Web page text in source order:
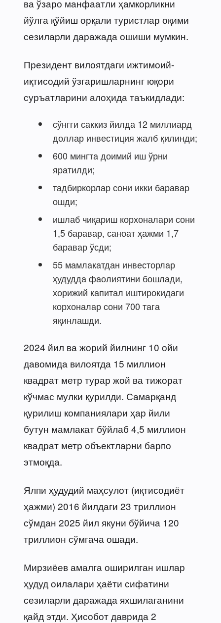
ва ўзаро манфаатли ҳамкорликни
йўлга қўйиш орқали туристлар оқими
сезиларли даражада ошиши мумкин.
Президент вилоятдаги ижтимоий-
иқтисодий ўзгаришларнинг юқори
суръатларини алоҳида таъкидлади:
сўнгги саккиз йилда 12 миллиард
доллар инвестиция жалб қилинди;
600 мингта доимий иш ўрни
яратилди;
тадбиркорлар сони икки баравар
ошди;
ишлаб чиқариш корхоналари сони
1,5 баравар, саноат ҳажми 1,7
баравар ўсди;
55 мамлакатдан инвесторлар
ҳудудда фаолиятини бошлади,
хорижий капитал иштирокидаги
корхоналар сони 700 тага
яқинлашди.
2024 йил ва жорий йилнинг 10 ойи
давомида вилоятда 15 миллион
квадрат метр турар жой ва тижорат
кўчмас мулки қурилди. Самарқанд
қурилиш компаниялари ҳар йили
бутун мамлакат бўйлаб 4,5 миллион
квадрат метр объектларни барпо
этмоқда.
Ялпи ҳудудий маҳсулот (иқтисодиёт
ҳажми) 2016 йилдаги 23 триллион
сўмдан 2025 йил якуни бўйича 120
триллион сўмгача ошади.
Мирзиёев амалга оширилган ишлар
ҳудуд оилалари ҳаёти сифатини
сезиларли даражада яхшилаганини
қайд этди. Ҳисобот даврида 2